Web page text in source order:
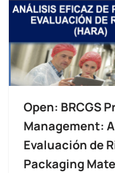
Open: BRCGS
Management:
Evaluación de
Packaging